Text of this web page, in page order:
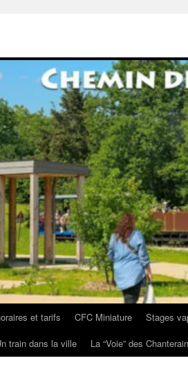
et tarifs CFC Miniature
Stages
train dans la ville La “Voie” des